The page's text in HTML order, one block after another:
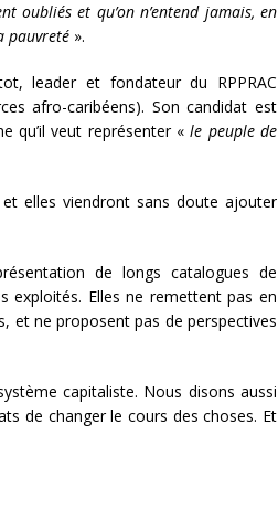
oubliés et qu’on n’entend jamais, en
pauvreté ».
leader et fondateur du RPPRAC
afro-caribéens). Son candidat est
qu’il veut représenter «le peuple de
elles viendront sans doute ajouter
de longs catalogues de
exploités. Elles ne remettent pas en
et ne proposent pas de perspectives
capitaliste. Nous disons aussi
de changer le cours des choses. Et